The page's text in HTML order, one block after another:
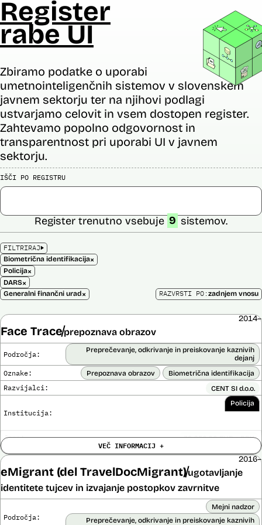
Register
rabe UI
Zbiramo podatke o uporabi
umetnointeligenčnih sistemov v slovenskem
javnem sektorju ter na njihovi podlagi
ustvarjamo celovit in vsem dostopen register.
Zahtevamo popolno odgovornost in
transparentnost pri uporabi UI v javnem
sektorju.
IŠČI PO REGISTRU
FILTRIRAJ
Biometrična identifikacija×
Policija×
DARS×
Generalni finančni urad×
Register trenutno vsebuje 9 sistemov.
RAZVRSTI PO:zadnjem vnosu
Face Traceprepoznava obrazov
2014–
Področja:
Preprečevanje, odkrivanje in preiskovanje kaznivih
dejanj
Oznake: Prepoznava obrazov Biometrična identifikacija
Razvijalci: CENT SI d.o.o.
Institucija:
Policija
Cena: 39.650,00 EUR z DDV
licence:
Ni časovno omejena
Analiza učinka na človekove pravice
opravljena:
Analiza učinka na osebne podatke opravljena:
Sistem uporablja algoritme za izdelavo in iskanje biometričnih
VEČ INFORMACIJ +
eMigrant (del TravelDocMigrant)ugotavljanje
identitete tujcev in izvajanje postopkov zavrnitve
2016–
Področja:
Mejni nadzor
Preprečevanje, odkrivanje in preiskovanje kaznivih